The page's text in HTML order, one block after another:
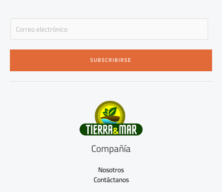
E
a
i
*
SUBSCRIBIRSE
Compañía
Nosotros
Contáctanos